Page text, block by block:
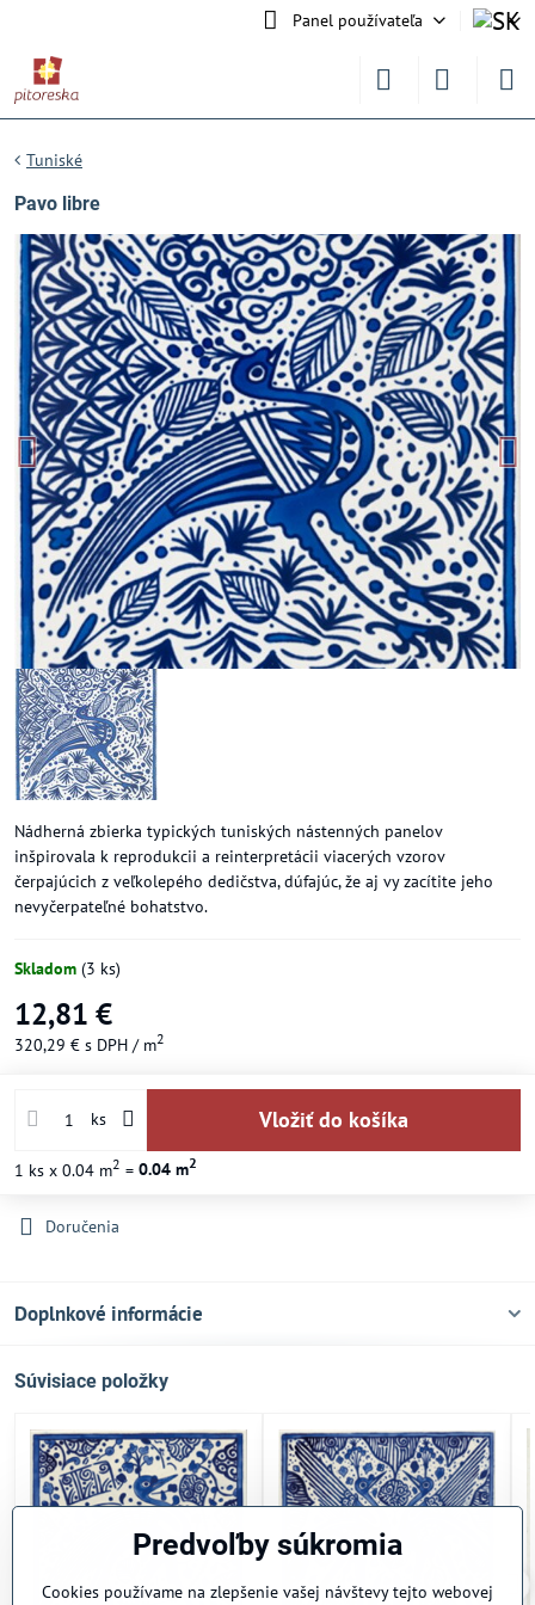
Panel používateľa
Tuniské
Pavo libre
Nádherná zbierka typických tuniských nástenných panelov
inšpirovala k reprodukcii a reinterpretácii viacerých vzorov
čerpajúcich z veľkolepého dedičstva, dúfajúc, že aj vy zacítite jeho
nevyčerpateľné bohatstvo.
Skladom (3 ks)
12,81 €
320,29 € s DPH / m2
ks Vložiť do košíka
1 ks x 0.04 m2 = 0.04 m2
Doručenia
Doplnkové informácie
Súvisiace položky
Predvoľby súkromia
Cookies používame na zlepšenie vašej návštevy tejto webovej